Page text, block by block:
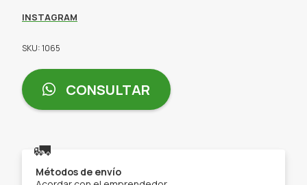
INSTAGRAM
SKU: 1065
CONSULTAR
🚛
Métodos de envío